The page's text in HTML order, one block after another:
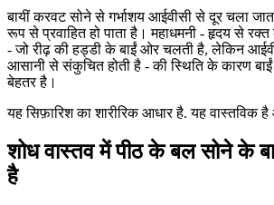
बायीं करवट सोने से गर्भाशय आईवीसी से दूर चला
रूप से प्रवाहित हो पाता है। महाधमनी - हृदय से
- जो रीढ़ की हड्डी के बाईं ओर चलती है, लेकिन
आसानी से संकुचित होती है - की स्थिति के कारण
बेहतर है।
यह सिफ़ारिश का शारीरिक आधार है. यह वास्तविक
शोध वास्तव में पीठ के बल सोने के
है